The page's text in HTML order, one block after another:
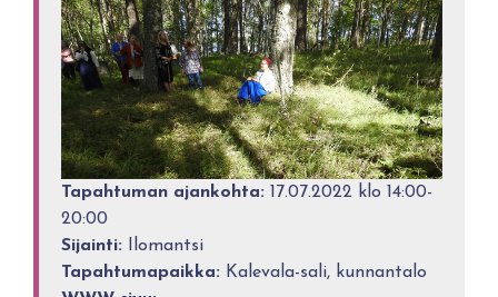
Tapahtuman ajankohta: 17.07.2022 klo 14:00-
20:00
Sijainti: Ilomantsi
Tapahtumapaikka: Kalevala-sali, kunnantalo